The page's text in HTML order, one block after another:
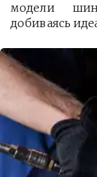
модели шин
добиваясь